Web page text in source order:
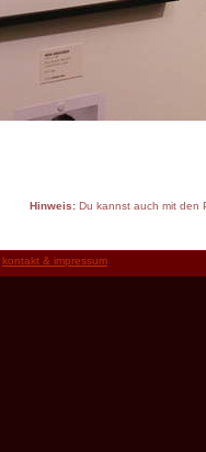
Hinweis:Du kannst auch mit den
kontakt & impressum